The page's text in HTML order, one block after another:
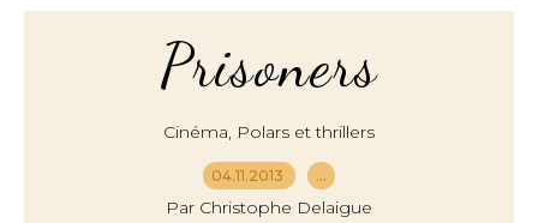
Prisoners
Cinéma, Polars et thrillers
04.11.2013 …
Par Christophe Delaigue